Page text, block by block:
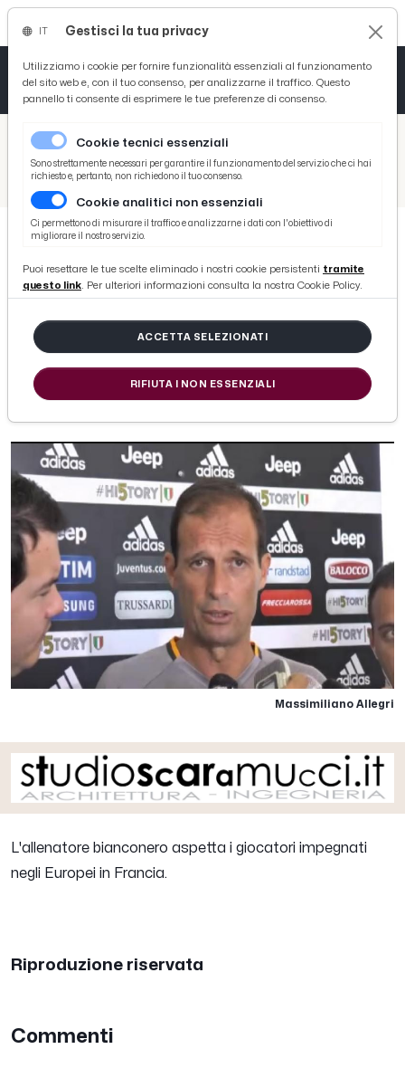
/ Picenotime
/ Calcio
Allegri crede ancora in Zaza: ''Ha giocato meno ma è importante''
Allegri crede ancora in Zaza: ''Ha
giocato meno ma è importante''
sabato 16 luglio 2016
Massimiliano Allegri
L'allenatore bianconero aspetta i giocatori impegnati
negli Europei in Francia.
Riproduzione riservata
Commenti
Gestisci la tua privacy
Utilizziamo i cookie per fornire funzionalità essenziali al funzionamento
del sito web e, con il tuo consenso, per analizzarne il traffico. Questo
pannello ti consente di esprimere le tue preferenze di consenso.
Cookie tecnici essenziali
Sono strettamente necessari per garantire il funzionamento del servizio che ci hai
richiesto e, pertanto, non richiedono il tuo consenso.
Cookie analitici non essenziali
Ci permettono di misurare il traffico e analizzarne i dati con l'obiettivo di
migliorare il nostro servizio.
Puoi resettare le tue scelte eliminado i nostri cookie persistenti tramite
questo link. Per ulteriori informazioni consulta la nostra Cookie Policy.
ACCETTA SELEZIONATI
RIFIUTA I NON ESSENZIALI
Tutto News
Tutto Sport
Basket
Ciclismo
Tutto Curiosità